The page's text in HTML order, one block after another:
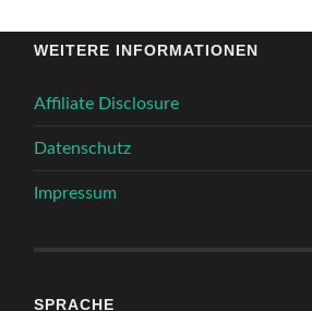
WEITERE INFORMATIONEN
Affiliate Disclosure
Datenschutz
Impressum
SPRACHE